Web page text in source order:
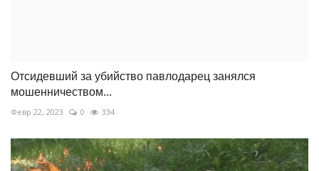
Отсидевший за убийство павлодарец занялся
мошенничеством...
Февр 22, 2023 0 334